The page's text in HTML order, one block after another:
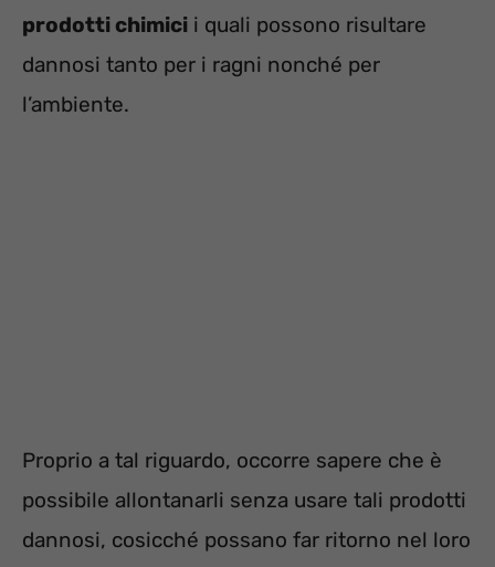
prodotti chimici i quali possono risultare
dannosi tanto per i ragni nonché per
l’ambiente.
Proprio a tal riguardo, occorre sapere che è
possibile allontanarli senza usare tali prodotti
dannosi, cosicché possano far ritorno nel loro